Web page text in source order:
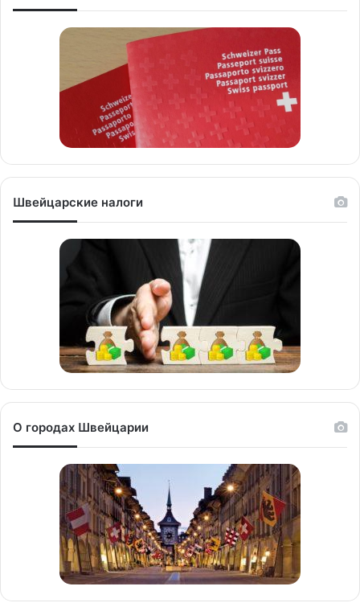
Швейцарские налоги
О городах Швейцарии